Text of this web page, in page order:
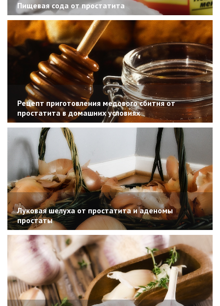
Пищевая сода от простатита
Рецепт приготовления медового сбитня от
простатита в домашних условиях
Луковая шелуха от простатита и аденомы
простаты